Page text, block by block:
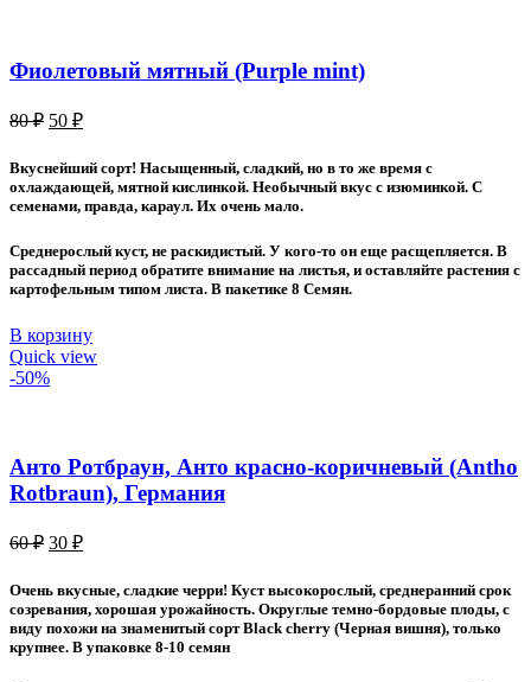
Фиолетовый мятный (Purple mint)
80₽ Первоначальная
составляла
80 ₽.
50 ₽Текущая
50 ₽.
Вкуснейший сорт! Насыщенный, сладкий, но в то же время с
охлаждающей, мятной кислинкой. Необычный вкус с изюминкой. С
семенами, правда, караул. Их очень мало.
Среднерослый куст, не раскидистый. У кого-то он еще расщепляется. В
рассадный период обратите внимание на листья, и оставляйте растения с
картофельным типом листа. В пакетике 8 Семян.
В корзину
Quick view
-50%
Анто Ротбраун, Анто красно-коричневый (Antho
Rotbraun), Германия
60₽ Первоначальная
60 ₽.
30 ₽Текущая
30 ₽.
Очень вкусные, сладкие черри! Куст высокорослый, среднеранний срок
созревания, хорошая урожайность. Округлые темно-бордовые плоды, с
виду похожи на знаменитый сорт Black cherry (Черная вишня), только
крупнее. В упаковке 8-10 семян